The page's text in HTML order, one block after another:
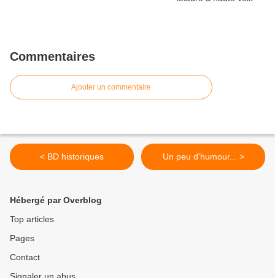
Commentaires
Ajouter un commentaire
< BD historiques Un peu d'humour... >
Hébergé par Overblog
Top articles
Pages
Contact